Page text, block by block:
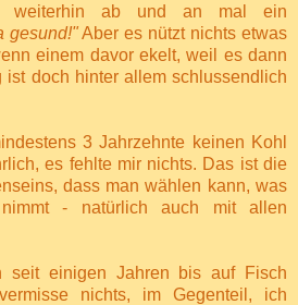
weiterhin ab und an mal ein
gesund!"Aber es nützt nichts etwas
einem davor ekelt, weil es dann
ist doch hinter allem schlussendlich
3 Jahrzehnte keinen Kohl
es fehlte mir nichts. Das ist die
dass man wählen kann, was
- natürlich auch mit allen
seit einigen Jahren bis auf Fisch
nichts, im Gegenteil, ich